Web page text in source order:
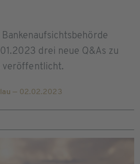
drei neue Q&As zu
veröffentlicht.
— 02.02.2023